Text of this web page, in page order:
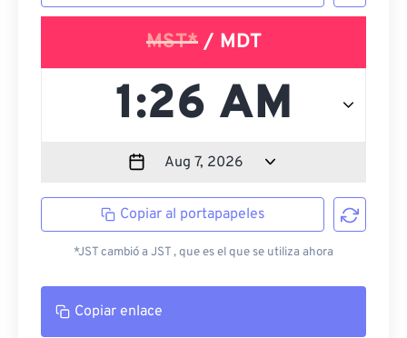
MST*/ MDT
Copiar al portapapeles
*JST cambió a JST , que es el que se utiliza ahora
Copiar enlace